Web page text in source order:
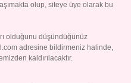
olup, siteye üye olarak bu
olduğunu düşündüğünüz
adresine bildirmeniz halinde,
kaldırılacaktır.